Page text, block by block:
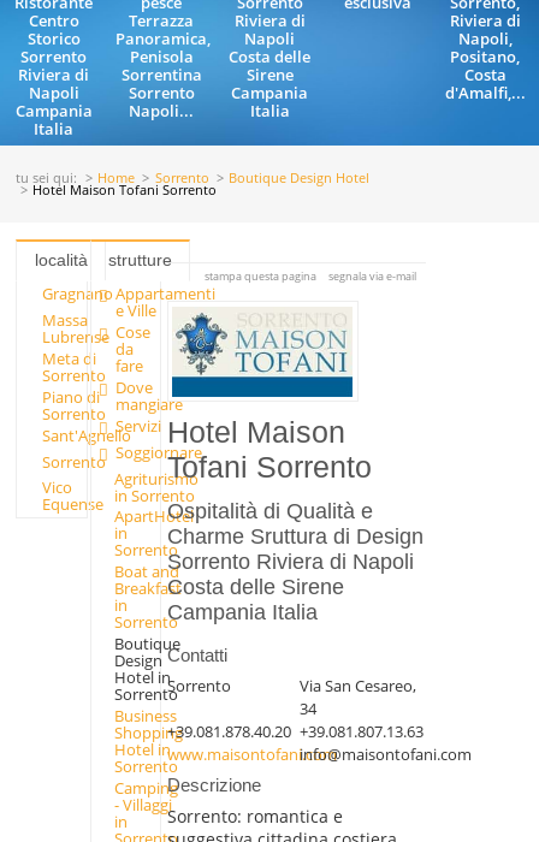
Centro
Storico
Sorrento
Riviera di
Napoli
Campania
Italia
Terrazza
Panoramica,
Penisola
Sorrentina
Sorrento
Napoli...
Riviera di
Napoli
Costa delle
Sirene
Campania
Italia
Riviera di
Napoli,
Positano,
Costa
d'Amalfi,...
tu sei qui: Home Sorrento Boutique Design Hotel
Hotel Maison Tofani Sorrento
località
Gragnano
Massa
Lubrense
Meta di
Sorrento
Piano di
Sorrento
Sant'Agnello
Sorrento
Vico
Equense
strutture
Appartamenti
e Ville
Cose
da
fare
Dove
mangiare
Servizi
Soggiornare
Agriturismo
in Sorrento
ApartHotel
in
Sorrento
Boat and
Breakfast
in
Sorrento
Boutique
Design
Hotel in
Sorrento
Business
Shopping
Hotel in
Sorrento
Camping
- Villaggi
in
stampa questa pagina segnala via e-mail
Hotel Maison
Tofani Sorrento
Ospitalità di Qualità e
Charme Sruttura di Design
Sorrento Riviera di Napoli
Costa delle Sirene
Campania Italia
Contatti
Sorrento
Via San Cesareo,
34
+39.081.878.40.20 +39.081.807.13.63
www.maisontofani.cominfo@maisontofani.com
Descrizione
Sorrento: romantica e